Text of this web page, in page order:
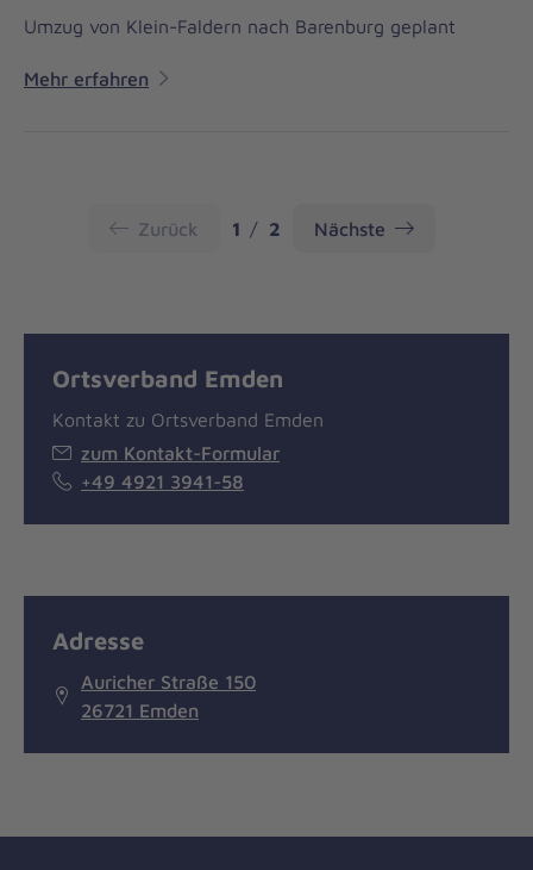
Umzug von Klein-Faldern nach Barenburg geplant
Mehr erfahren
Zurück Seite
1 Seite
2 Nächste
Ortsverband Emden
Kontakt zu Ortsverband Emden
zum Kontakt-Formular
+49 4921 3941-58
Adresse
Auricher Straße 150
26721 Emden